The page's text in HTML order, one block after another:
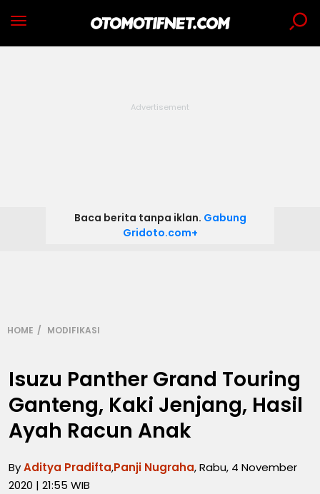
Baca berita tanpa iklan. Gabung
Gridoto.com+
HOME MODIFIKASI
Isuzu Panther Grand Touring
Ganteng, Kaki Jenjang, Hasil
Ayah Racun Anak
ByAditya Pradifta,Panji Nugraha, Rabu, 4 November
2020 | 21:55 WIB